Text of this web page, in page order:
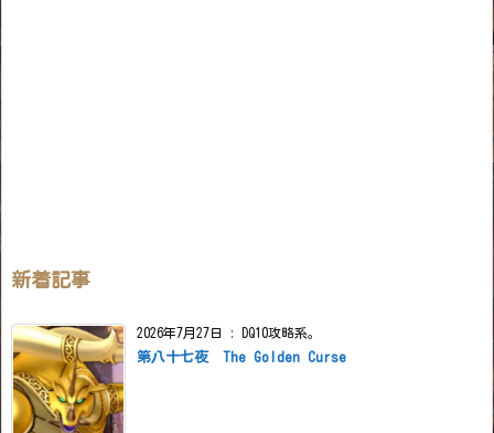
新着記事
2026年7月27日 : DQ10攻略系。
第八十七夜 The Golden Curse